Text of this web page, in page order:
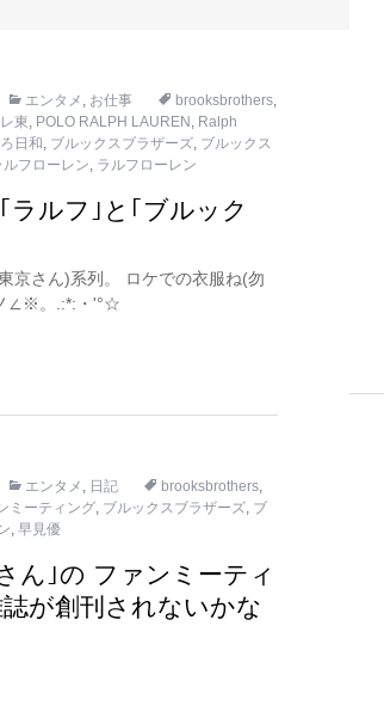
エンタメ , お仕事 brooksbrothers,
東, POLO RALPH LAUREN , Ralph
日和, ブルックスブラザーズ, ブルックス
フローレン, ラルフローレン
ラルフ｣と｢ブルック
京さん)系列。 ロケでの衣服ね(勿
∠※。.:*:・'°☆
エンタメ , 日記 brooksbrothers,
ミーティング, ブルックスブラザーズ, ブ
, 早見優
ん｣の ファンミーティ
が創刊されないかな